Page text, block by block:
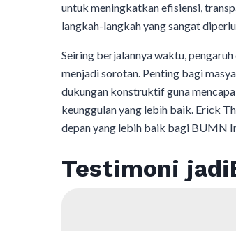
untuk meningkatkan efisiensi,
langkah-langkah yang sangat
Seiring berjalannya waktu,
menjadi sorotan. Penting bagi
dukungan konstruktif guna
keunggulan yang lebih baik. Erick
depan yang lebih baik bagi BUMN
Testimoni